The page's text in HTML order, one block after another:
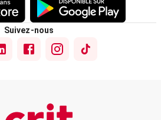
Suivez-nous